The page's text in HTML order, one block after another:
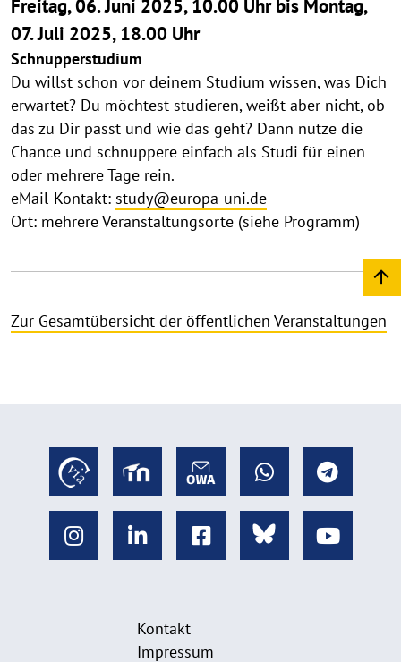
Freitag, 06. Juni 2025, 10.00 Uhr bis Montag,
07. Juli 2025, 18.00 Uhr
Schnupperstudium
Du willst schon vor deinem Studium wissen, was Dich
erwartet? Du möchtest studieren, weißt aber nicht, ob
das zu Dir passt und wie das geht? Dann nutze die
Chance und schnuppere einfach als Studi für einen
oder mehrere Tage rein.
eMail-Kontakt: study@europa-uni.de
Ort: mehrere Veranstaltungsorte (siehe Programm)
Zur Gesamtübersicht der öffentlichen Veranstaltungen
Kontakt
Impressum